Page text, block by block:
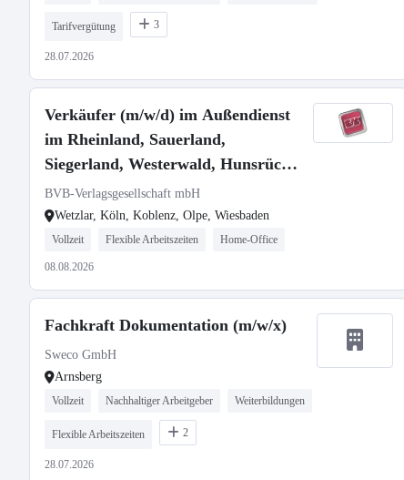
Tarifvergütung 3
28.07.2026
Verkäufer (m/w/d) im Außendienst
im Rheinland, Sauerland,
Siegerland, Westerwald, Hunsrück
und Eifel
BVB-Verlagsgesellschaft mbH
Wetzlar, Köln, Koblenz, Olpe, Wiesbaden
Vollzeit Flexible Arbeitszeiten Home-Office
08.08.2026
Fachkraft Dokumentation (m/w/x)
Sweco GmbH
Arnsberg
Vollzeit Nachhaltiger Arbeitgeber Weiterbildungen
Flexible Arbeitszeiten 2
28.07.2026